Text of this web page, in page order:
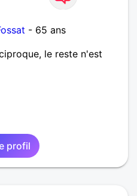
- 65 ans
le reste n'est
profil